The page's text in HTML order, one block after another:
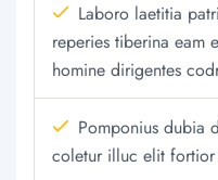
Laboro laetitia
reperies tiberina eam
homine dirigentes
Pomponius dubia
coletur illuc elit